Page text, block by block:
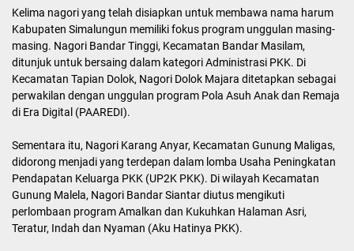
Kelima nagori yang telah disiapkan untuk membawa nama harum
Kabupaten Simalungun memiliki fokus program unggulan masing-
masing. Nagori Bandar Tinggi, Kecamatan Bandar Masilam,
ditunjuk untuk bersaing dalam kategori Administrasi PKK. Di
Kecamatan Tapian Dolok, Nagori Dolok Majara ditetapkan sebagai
perwakilan dengan unggulan program Pola Asuh Anak dan Remaja
di Era Digital (PAAREDI).
Sementara itu, Nagori Karang Anyar, Kecamatan Gunung Maligas,
didorong menjadi yang terdepan dalam lomba Usaha Peningkatan
Pendapatan Keluarga PKK (UP2K PKK). Di wilayah Kecamatan
Gunung Malela, Nagori Bandar Siantar diutus mengikuti
perlombaan program Amalkan dan Kukuhkan Halaman Asri,
Teratur, Indah dan Nyaman (Aku Hatinya PKK).